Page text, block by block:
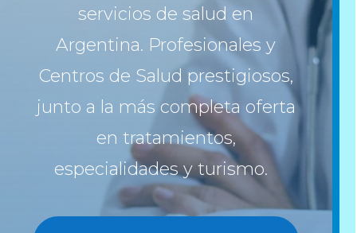
servicios de salud en
Argentina. Profesionales y
Centros de Salud prestigiosos,
junto a la más completa oferta
en tratamientos,
especialidades y turismo.